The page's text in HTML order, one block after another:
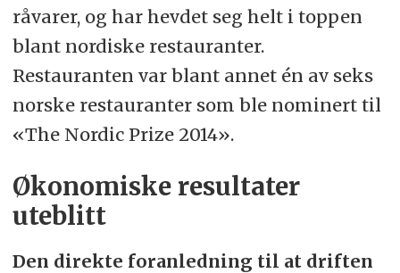
råvarer, og har hevdet seg helt i toppen
blant nordiske restauranter.
Restauranten var blant annet én av seks
norske restauranter som ble nominert til
«The Nordic Prize 2014».
Økonomiske resultater
uteblitt
Den direkte foranledning til at driften